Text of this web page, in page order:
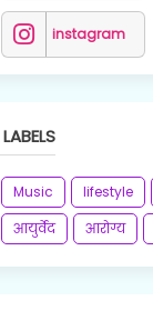
instagram
LABELS
Music lifestyle
आयुर्वेद
आरोग्य